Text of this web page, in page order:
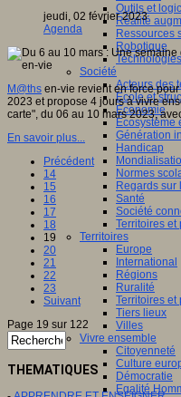
Outils et
Réalité
Ressources
Robotique
Technologies
Société
Acteurs des
Ecole et
Economie
Ecosystème
Génération
Handicap
Normes
Regards sur
Santé
Société
Territoires et
Territoires
Europe
International
Régions
Ruralité
Territoires et
Tiers lieux
Villes
Vivre ensemble
Citoyenneté
Culture
Démocratie
Egalité
jeudi, 02 février 2023
Agenda
M@ths en-vie revient en force
2023 et propose 4 jours à vivre
carte", du 06 au 10 mars 2023,
En savoir plus...
Précédent
14
15
16
17
18
19
20
21
22
23
Suivant
Page 19 sur 122
THEMATIQUES